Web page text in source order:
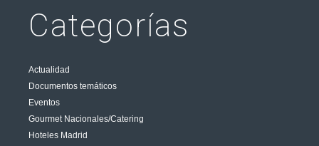
Categorías
Actualidad
Documentos temáticos
Eventos
Gourmet Nacionales/Catering
Hoteles Madrid